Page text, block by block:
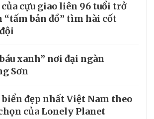
của cựu giao liên 96 tuổi trở
“tấm bản đồ” tìm hài cốt
xanh” nơi đại ngàn
Sơn
biển đẹp nhất Việt Nam theo
của Lonely Planet